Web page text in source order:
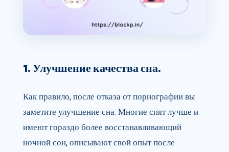
1. Улучшение качества сна.
Как правило, после отказа от порнографии вы
заметите улучшение сна. Многие спят лучше и
имеют гораздо более восстанавливающий
ночной сон, описывают свой опыт после